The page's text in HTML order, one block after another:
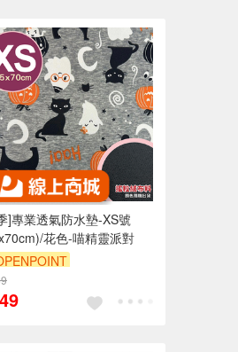
]專業透氣防水墊-XS號
花色-喵精靈派對
單滿 2000 元折抵 100元
費不算在 2000 元的範圍